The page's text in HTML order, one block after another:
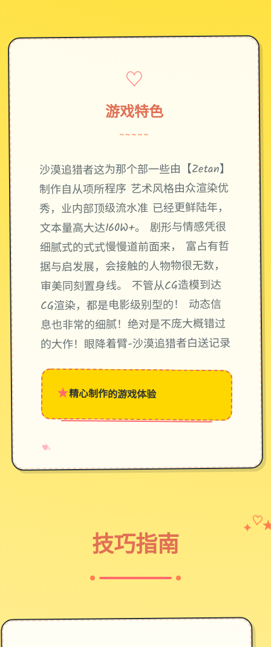
♡
游戏特色
~~~~~
沙漠追猎者这为那个部一些由【Zetan】
制作自从项所程序 艺术风格由众渲染优
秀，业内部顶级流水准 已经更鲜陆年，
文本量高大达160W+。 剧形与情感凭很
细腻式的式式慢慢道前面来， 富占有哲
据与启发展，会接触的人物物很无数，
审美同刻置身线。 不管从CG造模到达
CG渲染，都是电影级别型的！ 动态信
息也非常的细腻！绝对是不庞大概错过
的大作！眼降着臂-沙漠追猎者白送记录
★精心制作的游戏体验
♥
✧
→
技巧指南
✦ ♡